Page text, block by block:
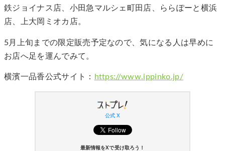
鉄ジョイナス店、小田急マルシェ町田店、ららぽーと横浜
店、上大岡ミオカ店。
5月上旬までの限定販売予定なので、気になる人は早めに
お店へ足を運んでみて。
横濱一品香公式サイト： https://www.ippinko.jp/
公式 X
最新情報をXで受け取ろう！